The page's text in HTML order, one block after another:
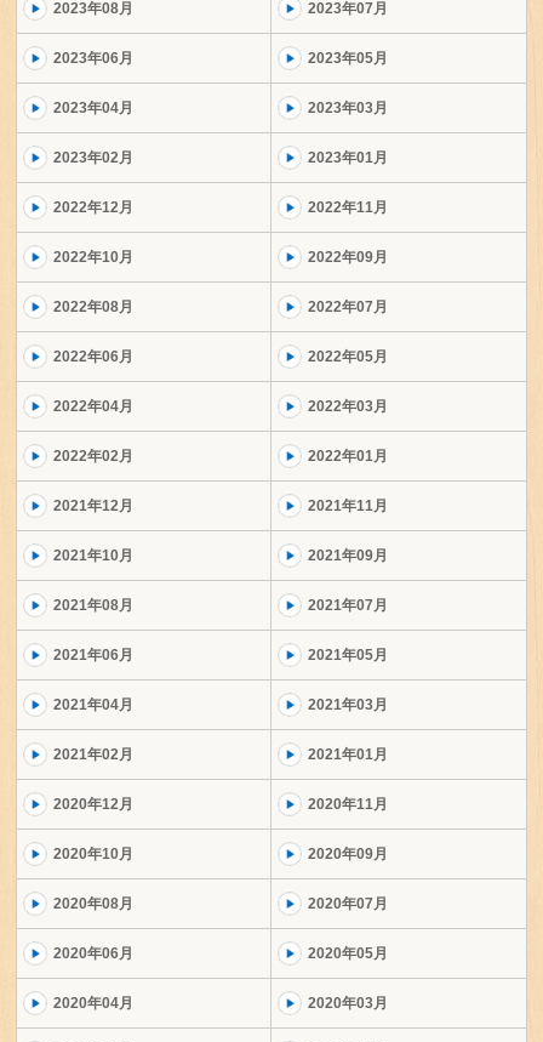
2023年08月 2023年07月
2023年06月 2023年05月
2023年04月 2023年03月
2023年02月 2023年01月
2022年12月 2022年11月
2022年10月 2022年09月
2022年08月 2022年07月
2022年06月 2022年05月
2022年04月 2022年03月
2022年02月 2022年01月
2021年12月 2021年11月
2021年10月 2021年09月
2021年08月 2021年07月
2021年06月 2021年05月
2021年04月 2021年03月
2021年02月 2021年01月
2020年12月 2020年11月
2020年10月 2020年09月
2020年08月 2020年07月
2020年06月 2020年05月
2020年04月 2020年03月